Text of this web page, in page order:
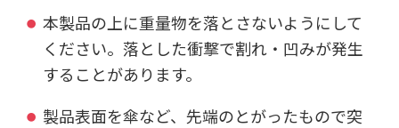
本製品の上に重量物を落とさないようにして
ください。落とした衝撃で割れ・凹みが発生
することがあります。
製品表面を傘など、先端のとがったもので突